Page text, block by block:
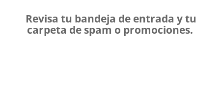
Revisa tu bandeja de entrada y tu
carpeta de spam o promociones.